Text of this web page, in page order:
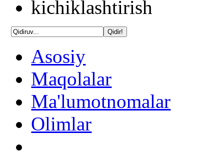
Asosiy
Maqolalar
Ma'lumotnomalar
Olimlar